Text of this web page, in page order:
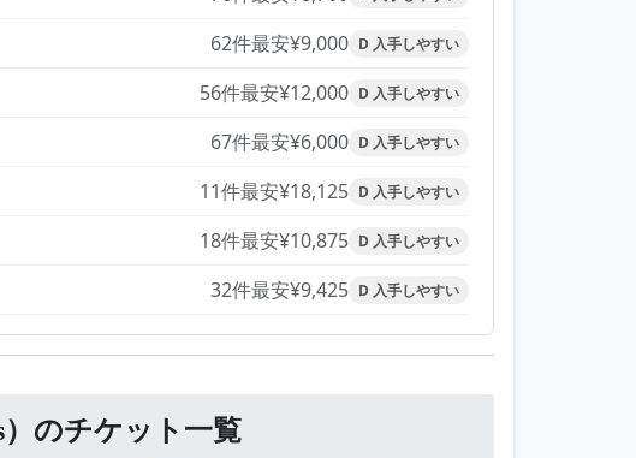
62件最安¥9,000 D 入手しやすい
56件最安¥12,000 D 入手しやすい
67件最安¥6,000 D 入手しやすい
11件最安¥18,125 D 入手しやすい
18件最安¥10,875 D 入手しやすい
32件最安¥9,425 D 入手しやすい
のチケット一覧